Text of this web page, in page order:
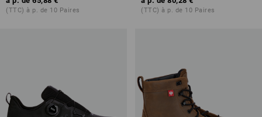
(TTC) à p. de 10 Paires (TTC) à p. de 10 Paires